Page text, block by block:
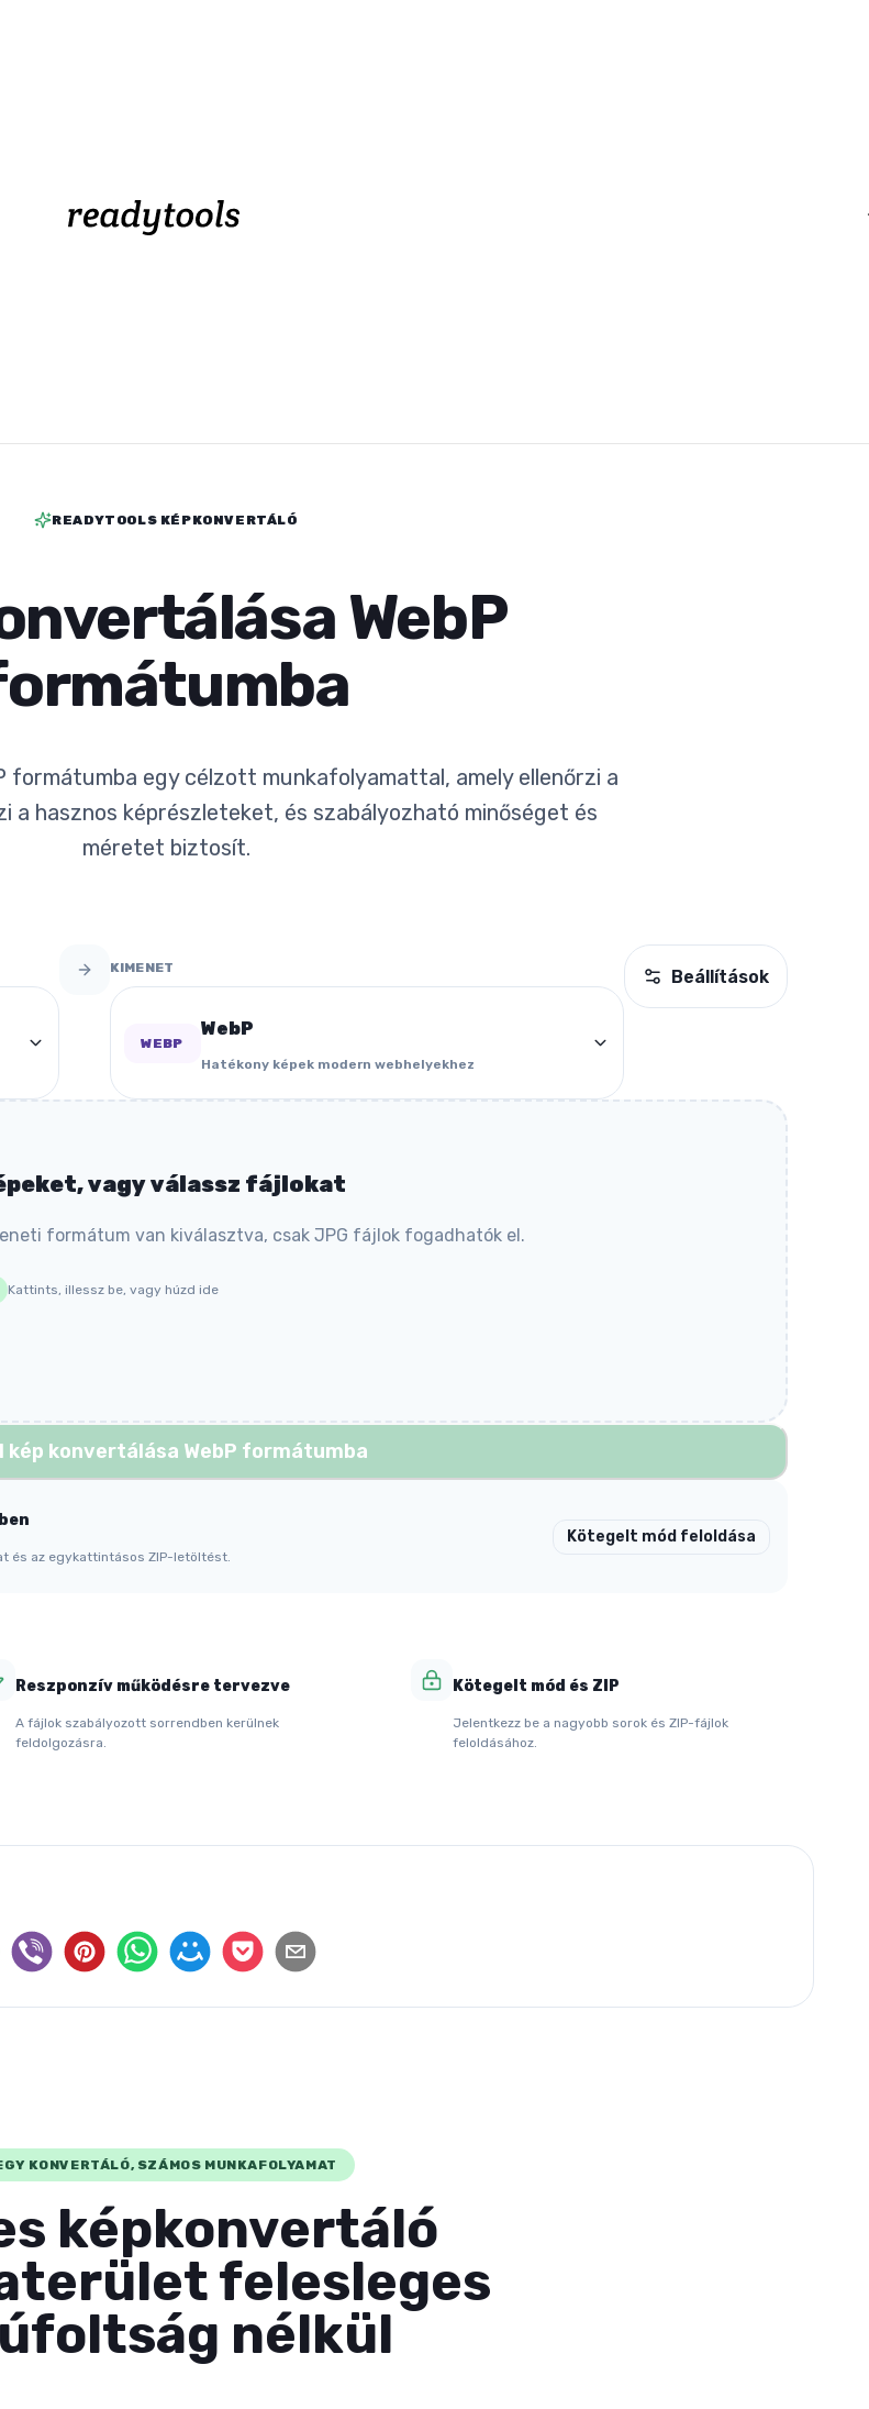
READYTOOLS KÉPKONVERTÁLÓ
WebP
formátumba egy célzott munkafolyamattal, amely ellenőrzi a
hasznos képrészleteket, és szabályozható minőséget és
méretet biztosít.
KIMENET
WEBP
WebP
Hatékony képek modern webhelyekhez
Beállítások
vagy válassz fájlokat
formátum van kiválasztva, csak JPG fájlok fogadhatók el.
Kattints, illessz be, vagy húzd ide
kép konvertálása WebP formátumba
és az egykattintásos ZIP-letöltést.
Kötegelt mód feloldása
Reszponzív működésre tervezve
A fájlok szabályozott sorrendben kerülnek
feldolgozásra.
Kötegelt mód és ZIP
Jelentkezz be a nagyobb sorok és ZIP-fájlok
feloldásához.
KONVERTÁLÓ, SZÁMOS MUNKAFOLYAMAT
képkonvertáló
felesleges
nélkül